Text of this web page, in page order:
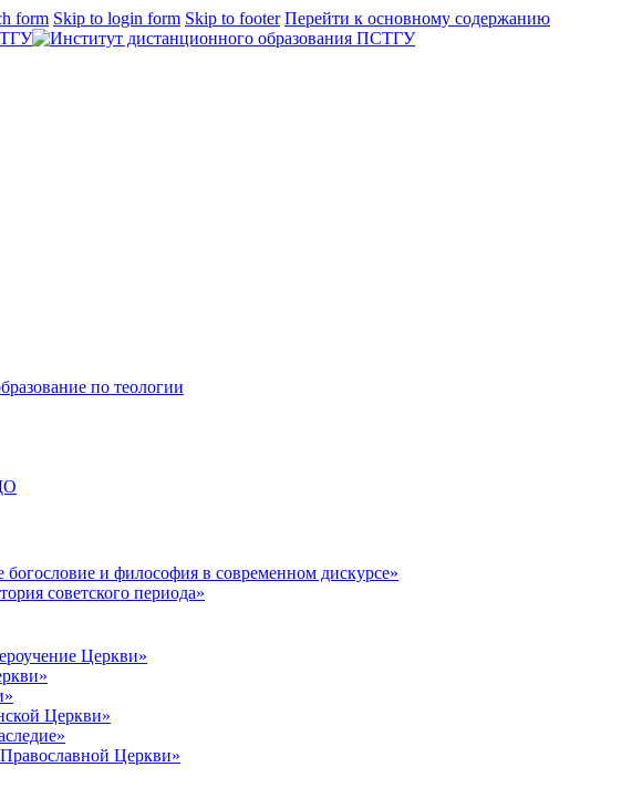
form Skip to login form Skip to footer Перейти к основному содержанию
по теологии
богословие и философия в современном дискурсе»
советского периода»
Церкви»
Церкви»
Церкви»